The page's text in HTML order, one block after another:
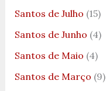
Santos de Julho (15)
Santos de Junho (4)
Santos de Maio (4)
Santos de Março (9)